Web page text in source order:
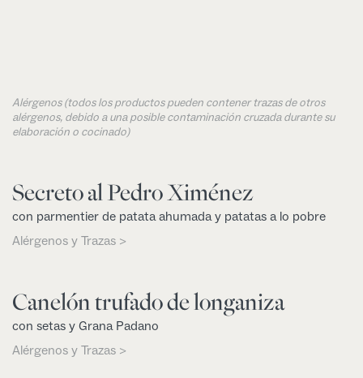
Alérgenos (todos los productos pueden contener trazas de otros
alérgenos, debido a una posible contaminación cruzada durante su
elaboración o cocinado)
Secreto al Pedro Ximénez
con parmentier de patata ahumada y patatas a lo pobre
Alérgenos y Trazas >
Canelón trufado de longaniza
con setas y Grana Padano
Alérgenos y Trazas >